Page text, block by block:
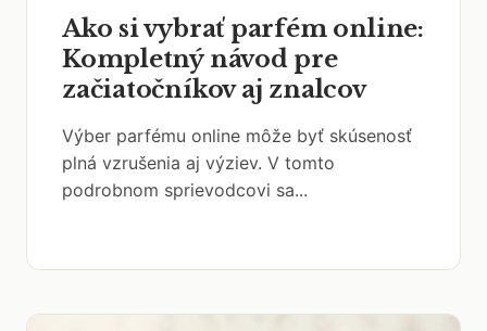
Ako si vybrať parfém online:
Kompletný návod pre
začiatočníkov aj znalcov
Výber parfému online môže byť skúsenosť
plná vzrušenia aj výziev. V tomto
podrobnom sprievodcovi sa...